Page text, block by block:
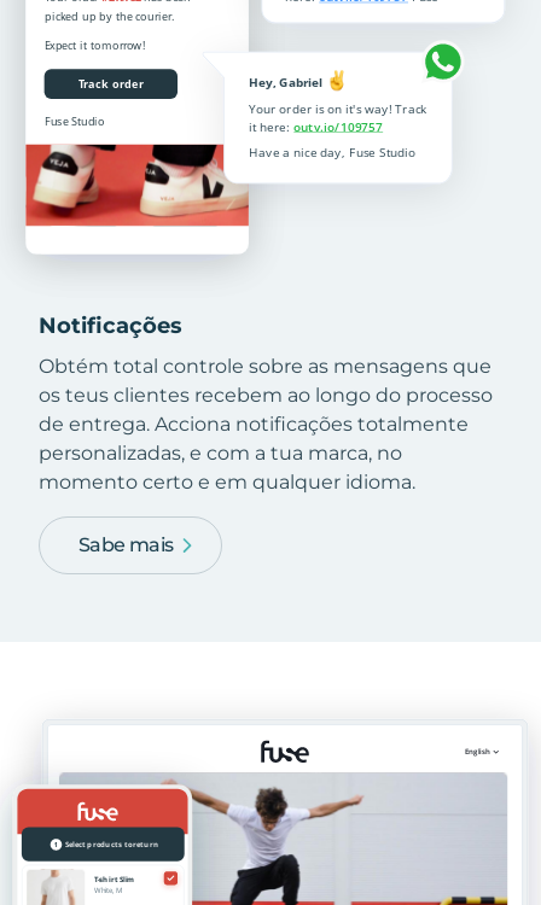
Notificações
Obtém total controle sobre as mensagens que
os teus clientes recebem ao longo do processo
de entrega. Acciona notificações totalmente
personalizadas, e com a tua marca, no
momento certo e em qualquer idioma.
Sabe mais